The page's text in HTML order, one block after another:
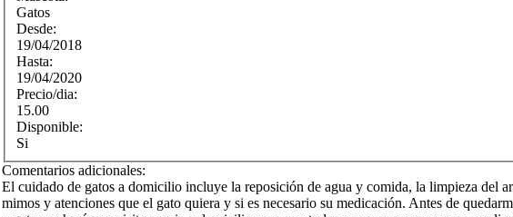
Gatos
Desde:
19/04/2018
Hasta:
19/04/2020
Precio/dia:
15.00
Disponible:
Si
Comentarios adicionales:
El cuidado de gatos a domicilio incluye la reposición de agua y comida, la limpieza del
mimos y atenciones que el gato quiera y si es necesario su medicación. Antes de